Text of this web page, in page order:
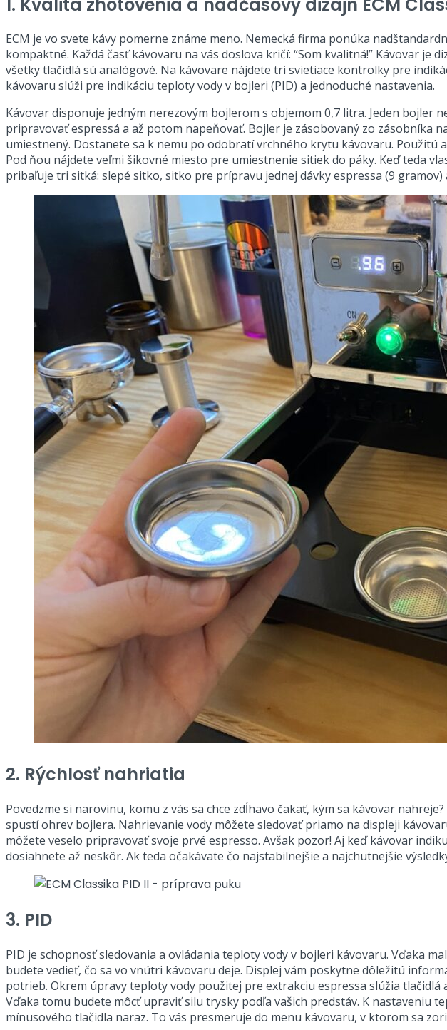
ECM je vo svete kávy pomerne známe meno. Nemecká firma ponúka
kompaktné. Každá časť kávovaru na vás doslova kričí: “Som kvalitná!” Kávovar
všetky tlačidlá sú analógové. Na kávovare nájdete tri svietiace kontrolky pre
kávovaru slúži pre indikáciu teploty vody v bojleri (PID) a jednoduché nastavenia.
Kávovar disponuje jedným nerezovým bojlerom s objemom 0,7 litra. Jeden
pripravovať espressá a až potom napeňovať. Bojler je zásobovaný zo zásobníka
umiestnený. Dostanete sa k nemu po odobratí vrchného krytu kávovaru. Použitú
Pod ňou nájdete veľmi šikovné miesto pre umiestnenie sitiek do páky. Keď teda
pribaľuje tri sitká: slepé sitko, sitko pre prípravu jednej dávky espressa (9
2. Rýchlosť nahriatia
Povedzme si narovinu, komu z vás sa chce zdĺhavo čakať, kým sa kávovar
spustí ohrev bojlera. Nahrievanie vody môžete sledovať priamo na displeji
môžete veselo pripravovať svoje prvé espresso. Avšak pozor! Aj keď kávovar
dosiahnete až neskôr. Ak teda očakávate čo najstabilnejšie a najchutnejšie
3. PID
PID je schopnosť sledovania a ovládania teploty vody v bojleri kávovaru. Vďaka
budete vedieť, čo sa vo vnútri kávovaru deje. Displej vám poskytne dôležitú
potrieb. Okrem úpravy teploty vody použitej pre extrakciu espressa slúžia
Vďaka tomu budete môcť upraviť silu trysky podľa vašich predstáv. K nastaveniu
mínusového tlačidla naraz. To vás presmeruje do menu kávovaru, v ktorom sa